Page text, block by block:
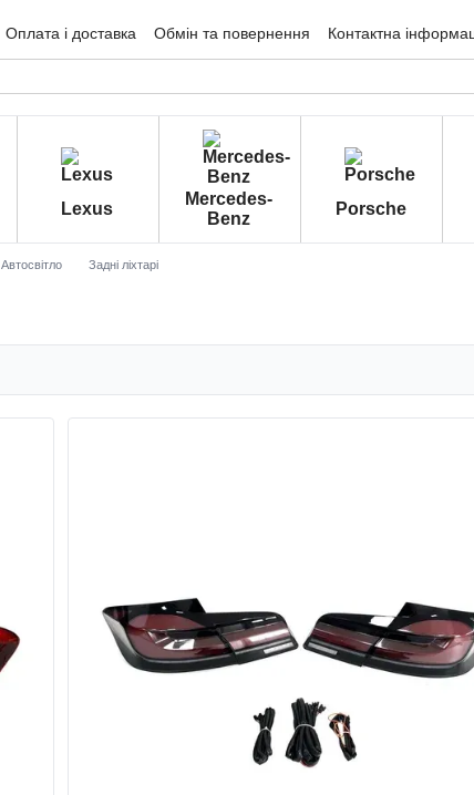
Оплата і доставка Обмін та повернення Контактна
Відгуки про магазин
Lexus
Mercedes-
Benz
Porsche
Автосвітло Задні ліхтарі